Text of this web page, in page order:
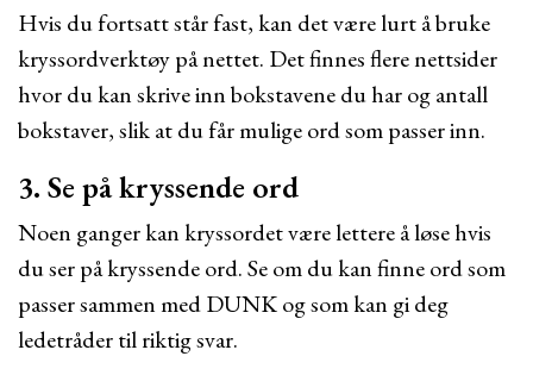
Hvis du fortsatt står fast, kan det være lurt å bruke
kryssordverktøy på nettet. Det finnes flere nettsider
hvor du kan skrive inn bokstavene du har og antall
bokstaver, slik at du får mulige ord som passer inn.
3. Se på kryssende ord
Noen ganger kan kryssordet være lettere å løse hvis
du ser på kryssende ord. Se om du kan finne ord som
passer sammen med DUNK og som kan gi deg
ledetråder til riktig svar.